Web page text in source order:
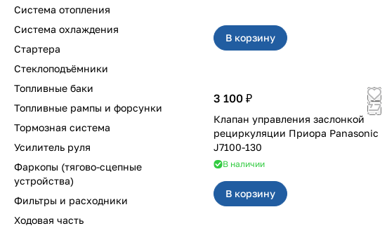
В корзину
3 100 ₽
Клапан управления заслонкой
рециркуляции Приора Panasonic
J7100-130
В наличии
В корзину
Система отопления
Система охлаждения
Стартера
Стеклоподъёмники
Топливные баки
Топливные рампы и форсунки
Тормозная система
Усилитель руля
Фаркопы (тягово-сцепные
устройства)
Фильтры и расходники
Ходовая часть